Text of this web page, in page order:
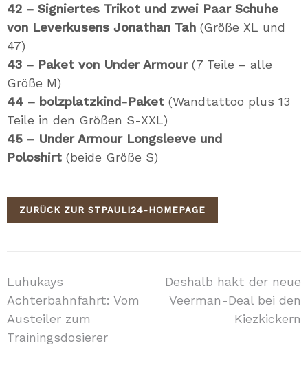
42 – Signiertes Trikot und zwei Paar Schuhe
von Leverkusens Jonathan Tah (Größe XL und
47)
43 – Paket von Under Armour (7 Teile – alle
Größe M)
44 – bolzplatzkind-Paket (Wandtattoo plus 13
Teile in den Größen S-XXL)
45 – Under Armour Longsleeve und
Poloshirt (beide Größe S)
ZURÜCK ZUR STPAULI24-HOMEPAGE
Beitragsnavigation
Luhukays
Achterbahnfahrt: Vom
Austeiler zum
Trainingsdosierer
Deshalb hakt der neue
Veerman-Deal bei den
Kiezkickern